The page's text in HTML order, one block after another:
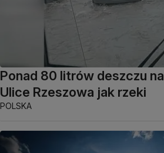
Ponad 80 litrów deszczu
Ulice Rzeszowa jak rzeki
POLSKA